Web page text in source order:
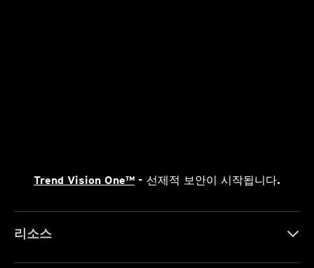
Trend Vision One™ - 선제적 보안이 시작됩니다.
리소스